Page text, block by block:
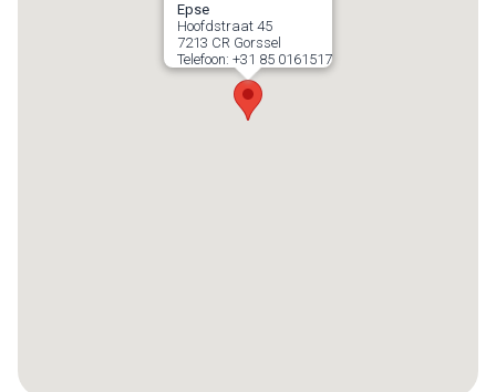
Epse
Hoofdstraat 45
7213 CR Gorssel
Telefoon: +31 85 0161517